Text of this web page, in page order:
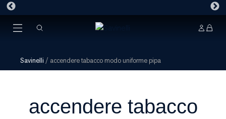
Savinelli / accendere tabacco modo uniforme pipa
accendere tabacco